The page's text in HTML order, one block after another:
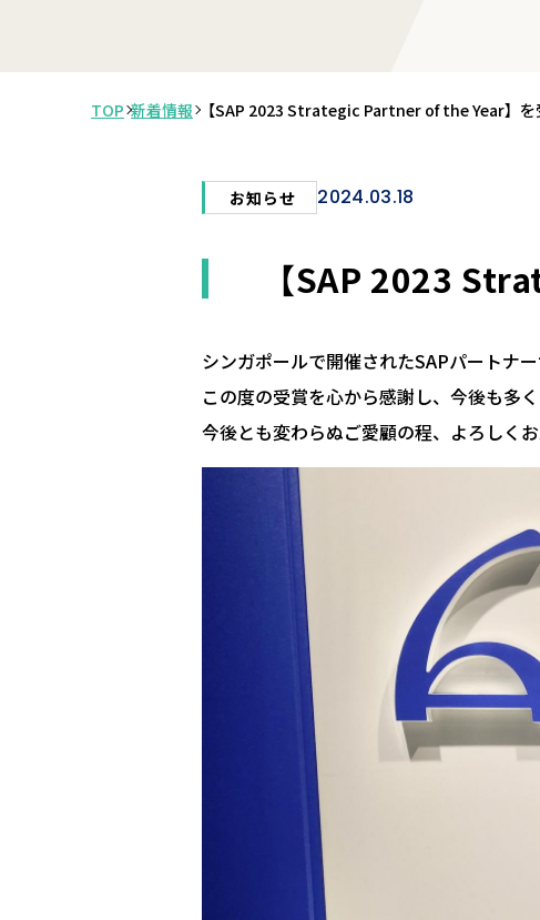
TOP 新着情報 【SAP 2023 Strategic Partner of the Year】を
お知らせ 2024.03.18
【SAP 2023
シンガポールで開催されたSAPパートナ
この度の受賞を心から感謝し、今後も多
今後とも変わらぬご愛顧の程、よろしくお